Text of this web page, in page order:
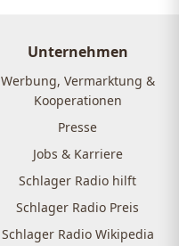
Unternehmen
Werbung, Vermarktung &
Kooperationen
Presse
Jobs & Karriere
Schlager Radio hilft
Schlager Radio Preis
Schlager Radio Wikipedia